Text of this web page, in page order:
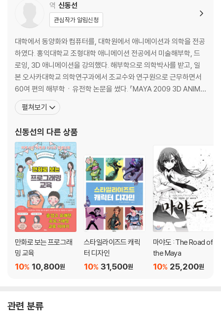
역 신동선
관심작가 알림신청
대학에서 동양화와 컴퓨터를, 대학원에서 애니메이션과 의학을 전공
하였다. 홍익대학교 조형대학 애니메이션 전공에서 미술해부학, 드
로잉, 3D 애니메이션을 강의했다. 해부학으로 의학박사를 받고, 일
본 오사카대학교 의학연구과에서 조교수와 연구원으로 근무하면서
60여 편의 해부학ㆍ유전학 논문을 썼다. 『MAYA 2009 3D ANIMA
TION』, 『3D ANIMATION을 위한 동물 구조 & 동작』, 『쉽게 만드는
3D실사배경 VUE 10』, 『3차원 의학영상』, 『7.0 Tesla MRI Brain A
여 권의
펼쳐보기
신동선의 다른 상품
만화로 보는 프로그래
밍 교육
10,800원
10%
스타일라이즈드 캐릭
터 디자인
31,500원
10%
마야도 : The Road of
the Maya
25,200원
10%
관련 분류